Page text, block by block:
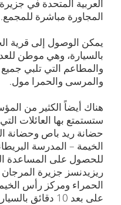
العربية المتحدة في
المجاورة مباشرة للمجمع.
بالسيارة، وهي موطن
والمطاعم التي تلبي
والمرسى والحمرا مول.
هناك أيضاً الكثير من
ستستمتع بها العائلات
حضانة ريد باص وحضانة
الخيمة – المدرسة
للحصول على المساعدة
ريزيدنسز جزيرة
الحمراء ومركز رأس
على بعد 10 دقائق بالسيارة.